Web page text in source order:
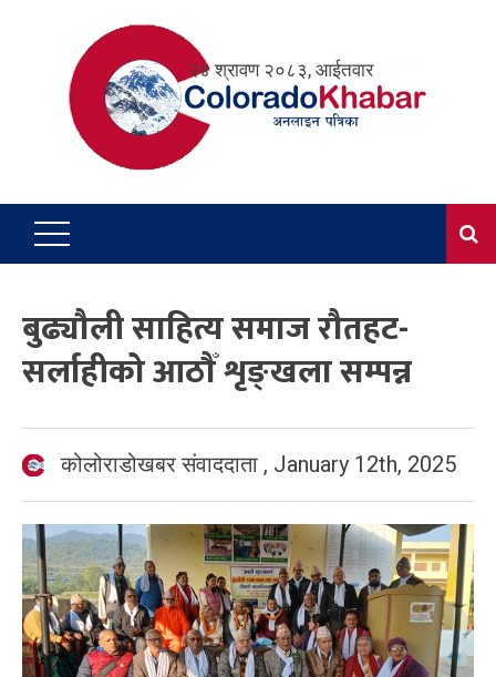
२४ श्रावण २०८३, आईतवार
बुढ्यौली साहित्य समाज रौतहट-
सर्लाहीको आठौँ शृङ्खला सम्पन्न
कोलोराडोखबर संवाददाता , January 12th, 2025